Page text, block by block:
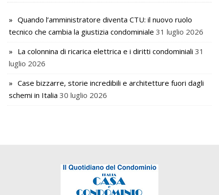
Quando l’amministratore diventa CTU: il nuovo ruolo
tecnico che cambia la giustizia condominiale 31 luglio 2026
La colonnina di ricarica elettrica e i diritti condominiali 31
luglio 2026
Case bizzarre, storie incredibili e architetture fuori dagli
schemi in Italia 30 luglio 2026